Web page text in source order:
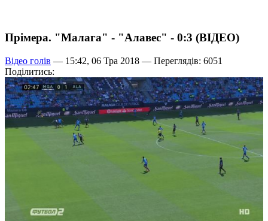
Прімера. "Малага" - "Алавес" - 0:3 (ВІДЕО)
Відео голів — 15:42, 06 Тра 2018 — Переглядів: 6051
Поділитись: